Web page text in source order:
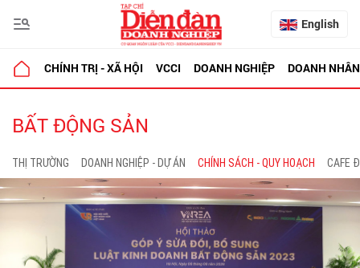
English
CHÍNH TRỊ - XÃ HỘI VCCI DOANH NGHIỆP DOANH NHÂN
BẤT ĐỘNG SẢN
THỊ TRƯỜNG DOANH NGHIỆP - DỰ ÁN CHÍNH SÁCH - QUY HOẠCH CAFE